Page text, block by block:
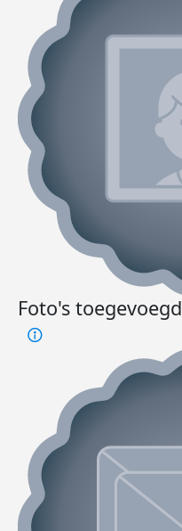
Foto's toegevoegd